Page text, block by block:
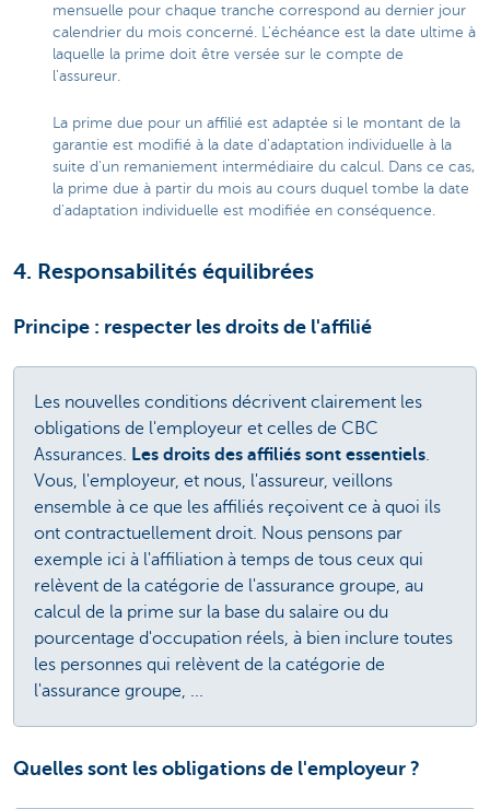
mensuelle pour chaque tranche correspond au dernier jour
calendrier du mois concerné. L'échéance est la date ultime à
laquelle la prime doit être versée sur le compte de
l'assureur.
La prime due pour un affilié est adaptée si le montant de la
garantie est modifié à la date d'adaptation individuelle à la
suite d'un remaniement intermédiaire du calcul. Dans ce cas,
la prime due à partir du mois au cours duquel tombe la date
d'adaptation individuelle est modifiée en conséquence.
4. Responsabilités équilibrées
Principe : respecter les droits de l'affilié
Les nouvelles conditions décrivent clairement les
obligations de l'employeur et celles de CBC
Assurances. Les droits des affiliés sont essentiels.
Vous, l'employeur, et nous, l'assureur, veillons
ensemble à ce que les affiliés reçoivent ce à quoi ils
ont contractuellement droit. Nous pensons par
exemple ici à l'affiliation à temps de tous ceux qui
relèvent de la catégorie de l'assurance groupe, au
calcul de la prime sur la base du salaire ou du
pourcentage d'occupation réels, à bien inclure toutes
les personnes qui relèvent de la catégorie de
l'assurance groupe, ...
Quelles sont les obligations de l'employeur ?